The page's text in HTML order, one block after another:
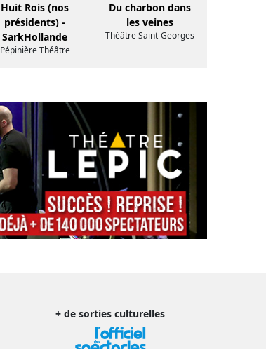
Huit Rois (nos
présidents) -
SarkHollande
Pépinière Théâtre
Du charbon dans
les veines
Théâtre Saint-Georges
+ de sorties culturelles